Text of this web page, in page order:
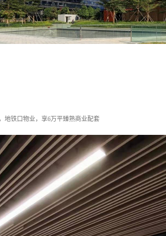
地铁口物业，享6万平臻熟商业配套